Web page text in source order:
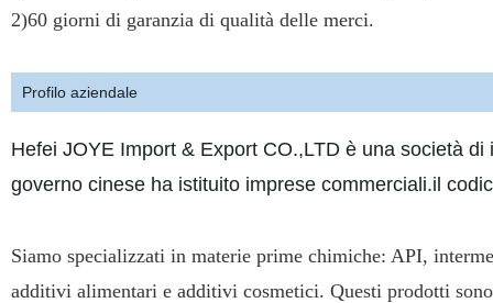
2)60 giorni di garanzia di qualità delle merci.
Profilo aziendale
Hefei JOYE Import & Export CO.,LTD è una società
governo cinese ha istituito imprese commerciali.il
Siamo specializzati in materie prime chimiche: API,
additivi alimentari e additivi cosmetici. Questi prodotti